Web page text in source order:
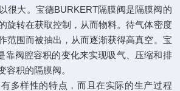
很大。宝德BURKERT隔膜阀是隔膜阀的
旋转在获取控制，从而物料。待气体密度
范围而被抽出，从而逐渐获得高真空。宝
靠阀腔容积的变化来实现吸气、压缩和排
容积的隔膜阀。
样性的特点，而且在实际的生产过程